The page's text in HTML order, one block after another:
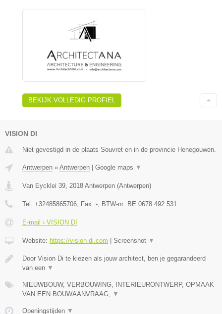
BEKIJK VOLLEDIG PROFIEL
VISION DI
Niet gevestigd in de plaats Souvret en in de provincie Henegouwen.
Antwerpen » Antwerpen | Google maps ▼
Van Eycklei 39 2018 Antwerpen (Antwerpen)
Tel: +32485865706 , Fax: - , BTW-nr: BE 0678 492 531
E-mail › VISION DI
Website: https://vision-di.com | Screenshot ▼
Door Vision Di te kiezen als jouw architect, ben je gegarandeerd
van een ▼
NIEUWBOUW, VERBOUWING, INTERIEURONTWERP, OPMAAK
VAN EEN BOUWAANVRAAG,
▼
Openingstijden ▼